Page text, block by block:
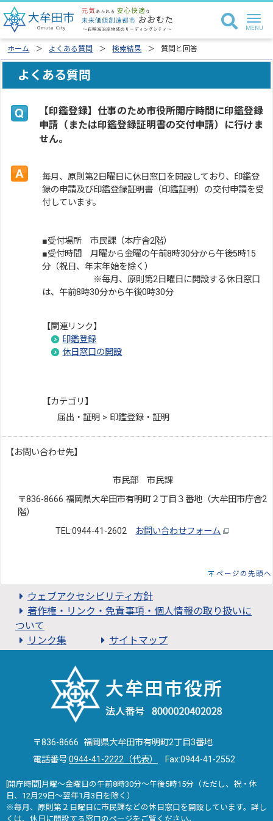
ホーム よくある質問 検索結果 質問と回答
よくある質問
【印鑑登録】仕事のため市役所開庁時間に印鑑登録
申請（または印鑑登録証明書の交付申請）に行けま
せん。
毎月、原則第2日曜日に休日窓口を開設しており、印鑑登
録の申請及び印鑑登録証明書（印鑑証明）の交付申請を受
付しています。
■受付場所 市民課（本庁舎2階）
■受付時間 月曜から金曜の午前8時30分から午後5時15
分（祝日、年末年始を除く）
※毎月、原則第2日曜日に開設する休日窓口
は、午前8時30分から午後0時30分
【関連リンク】
印鑑登録
休日窓口の開設
【カテゴリ】
届出・証明 > 印鑑登録・証明
【お問い合わせ先】
市民部 市民課
〒836-8666 福岡県大牟田市有明町２丁目３番地（大牟田市庁舎2
階）
TEL:0944-41-2602
お問い合わせフォーム
ページの先頭へ
ウェブアクセシビリティ方針
著作権・リンク・免責事項・個人情報の取り扱いに
ついて
リンク集
サイトマップ
〒836-8666 福岡県大牟田市有明町2丁目3番地
電話番号:0944-41-2222（代表） Fax:0944-41-2552
[開庁時間]月曜～金曜日の午前8時30分～午後5時15分（ただし、祝・休
日、12月29日～翌年1月3日を除く）
※毎月、原則第２日曜日に市民課などの休日窓口を開設しています。詳し
くは、 休日に開設する窓口のページをご覧ください。